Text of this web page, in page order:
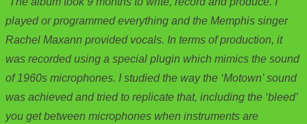
played or programmed everything and the Memphis singer
Rachel Maxann provided vocals. In terms of production, it
was recorded using a special plugin which mimics the sound
of 1960s microphones. I studied the way the ‘Motown’ sound
was achieved and tried to replicate that, including the ‘bleed’
you get between microphones when instruments are